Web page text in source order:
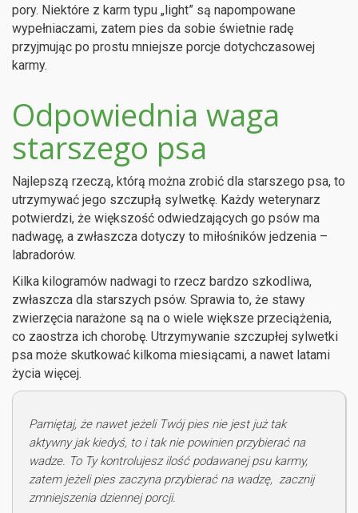
pory. Niektóre z karm typu „light” są napompowane
wypełniaczami, zatem pies da sobie świetnie radę
przyjmując po prostu mniejsze porcje dotychczasowej
karmy.
Odpowiednia waga
starszego psa
Najlepszą rzeczą, którą można zrobić dla starszego psa, to
utrzymywać jego szczupłą sylwetkę. Każdy weterynarz
potwierdzi, że większość odwiedzających go psów ma
nadwagę, a zwłaszcza dotyczy to miłośników jedzenia –
labradorów.
Kilka kilogramów nadwagi to rzecz bardzo szkodliwa,
zwłaszcza dla starszych psów. Sprawia to, że stawy
zwierzęcia narażone są na o wiele większe przeciążenia,
co zaostrza ich chorobę. Utrzymywanie szczupłej sylwetki
psa może skutkować kilkoma miesiącami, a nawet latami
życia więcej.
Pamiętaj, że nawet jeżeli Twój pies nie jest już tak
aktywny jak kiedyś, to i tak nie powinien przybierać na
wadze. To Ty kontrolujesz ilość podawanej psu karmy,
zatem jeżeli pies zaczyna przybierać na wadzę, zacznij
zmniejszenia dziennej porcji.